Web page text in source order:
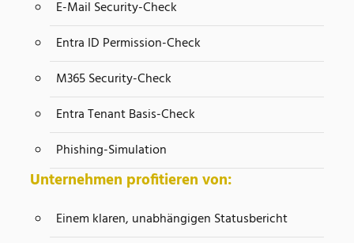
E-Mail Security-Check
Entra ID Permission-Check
M365 Security-Check
Entra Tenant Basis-Check
Phishing-Simulation
Unternehmen profitieren von:
Einem klaren, unabhängigen Statusbericht